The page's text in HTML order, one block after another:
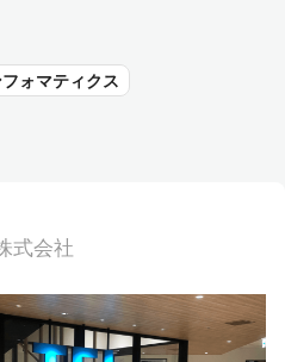
ォマティクス
式会社